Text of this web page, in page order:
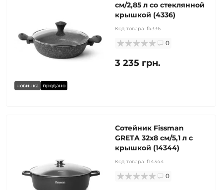
новинка продано
см/2,85 л со стеклянной
крышкой (4336)
Код товара: f4336
0
3 235 грн.
Сотейник Fissman
GRETA 32x8 см/5,1 л с
крышкой (14344)
Код товара: f14344
0